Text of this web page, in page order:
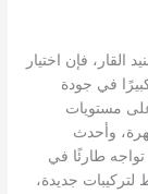
القار، فإن اختيار
في جودة
مستويات
وأحدث
تواجه طارئًا في
جديدة،